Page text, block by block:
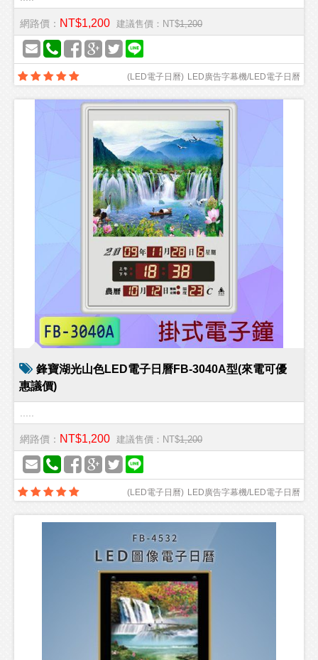
網路價： NT$1,200 建議售價：NT$1,200
LED廣告字幕機/LED電子日曆
(LED電子日曆)
鋒寶湖光山色LED電子日曆FB-3040A型(來電可優
惠議價)
網路價： NT$1,200 建議售價：NT$1,200
LED廣告字幕機/LED電子日曆
(LED電子日曆)